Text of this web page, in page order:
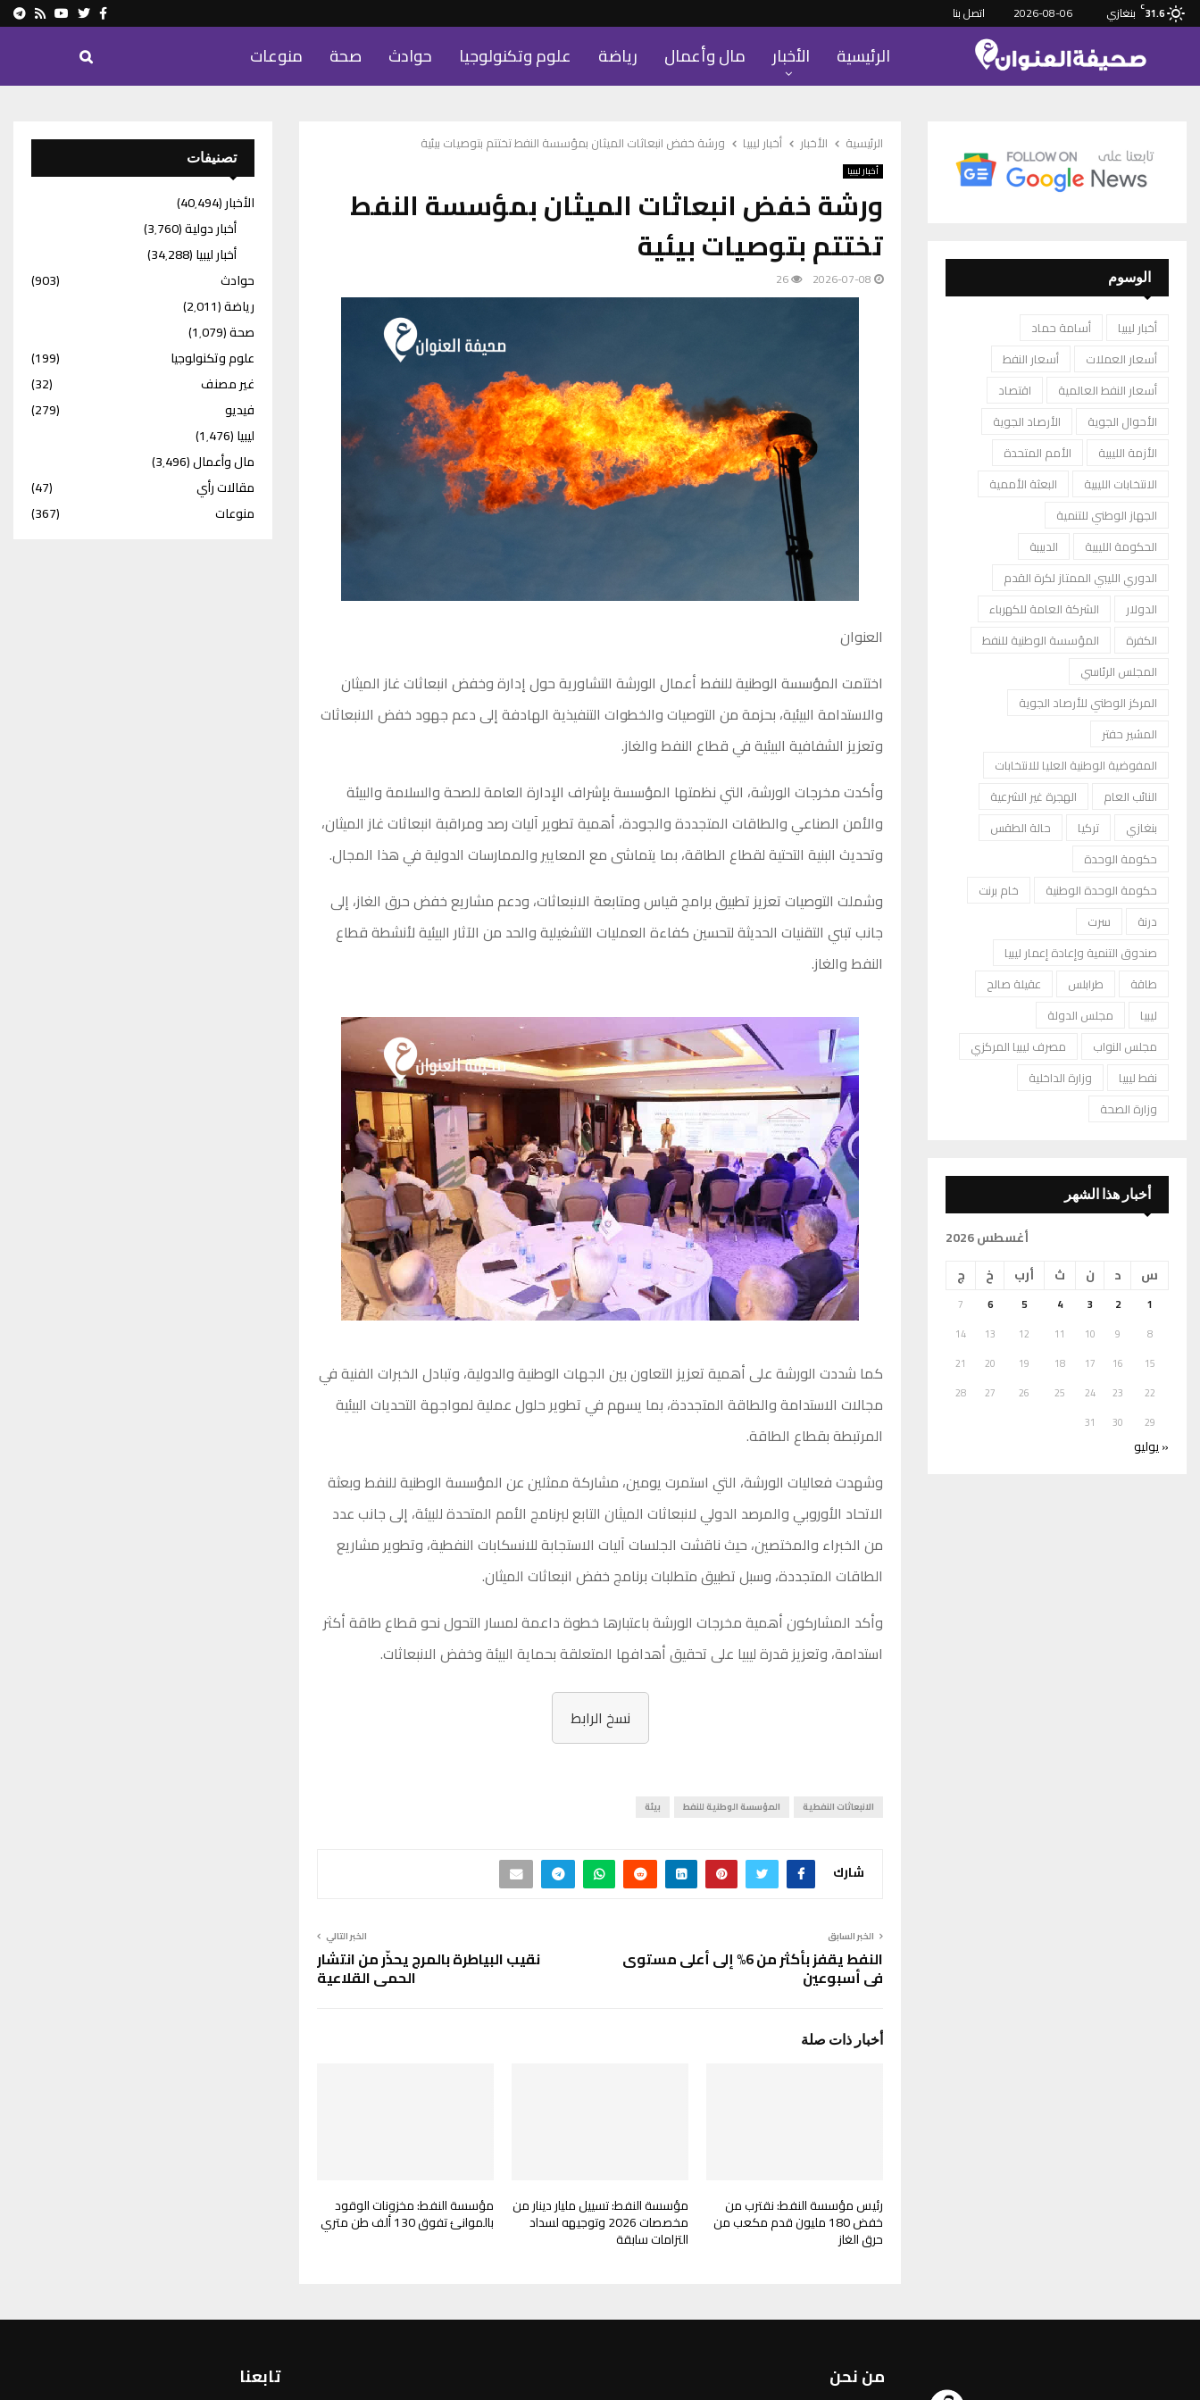
31.6
C بنغازي 2026-08-06 اتصل بنا Facebook
Twitter
Youtube
Rss
الرئيسية الأخبار مال وأعمال رياضة علوم وتكنولوجيا حوادث صحة منوعات
الرئيسية الأخبار أخبار ليبيا ورشة خفض انبعاثات الميثان بمؤسسة النفط تختتم بتوصيات بيئية
أخبار ليبيا
ورشة خفض انبعاثات الميثان بمؤسسة النفط
تختتم بتوصيات بيئية
2026-07-08
26
العنوان
اختتمت المؤسسة الوطنية للنفط أعمال الورشة التشاورية حول إدارة وخفض انبعاثات غاز الميثان
والاستدامة البيئية، بحزمة من التوصيات والخطوات التنفيذية الهادفة إلى دعم جهود خفض الانبعاثات
وتعزيز الشفافية البيئية في قطاع النفط والغاز.
وأكدت مخرجات الورشة، التي نظمتها المؤسسة بإشراف الإدارة العامة للصحة والسلامة والبيئة
والأمن الصناعي والطاقات المتجددة والجودة، أهمية تطوير آليات رصد ومراقبة انبعاثات غاز الميثان،
وتحديث البنية التحتية لقطاع الطاقة، بما يتماشى مع المعايير والممارسات الدولية في هذا المجال.
وشملت التوصيات تعزيز تطبيق برامج قياس ومتابعة الانبعاثات، ودعم مشاريع خفض حرق الغاز، إلى
جانب تبني التقنيات الحديثة لتحسين كفاءة العمليات التشغيلية والحد من الآثار البيئية لأنشطة قطاع
النفط والغاز.
كما شددت الورشة على أهمية تعزيز التعاون بين الجهات الوطنية والدولية، وتبادل الخبرات الفنية في
مجالات الاستدامة والطاقة المتجددة، بما يسهم في تطوير حلول عملية لمواجهة التحديات البيئية
المرتبطة بقطاع الطاقة.
وشهدت فعاليات الورشة، التي استمرت يومين، مشاركة ممثلين عن المؤسسة الوطنية للنفط وبعثة
الاتحاد الأوروبي والمرصد الدولي لانبعاثات الميثان التابع لبرنامج الأمم المتحدة للبيئة، إلى جانب عدد
من الخبراء والمختصين، حيث ناقشت الجلسات آليات الاستجابة للانسكابات النفطية، وتطوير مشاريع
الطاقات المتجددة، وسبل تطبيق متطلبات برنامج خفض انبعاثات الميثان.
وأكد المشاركون أهمية مخرجات الورشة باعتبارها خطوة داعمة لمسار التحول نحو قطاع طاقة أكثر
استدامة، وتعزيز قدرة ليبيا على تحقيق أهدافها المتعلقة بحماية البيئة وخفض الانبعاثات.
نسخ الرابط
الانبعاثات النفطية المؤسسة الوطنية للنفط بيئة
شارك
الخبر السابق
النفط يقفز بأكثر من 6% إلى أعلى مستوى
في أسبوعين
الخبر التالي
نقيب البياطرة بالمرج يحذّر من انتشار
الحمى القلاعية
أخبار ذات صلة
رئيس مؤسسة النفط: نقترب من
خفض 180 مليون قدم مكعب من
حرق الغاز
مؤسسة النفط: تسييل مليار دينار من
مخصصات 2026 وتوجيهه لسداد
التزامات سابقة
مؤسسة النفط: مخزونات الوقود
بالموانئ تفوق 130 ألف طن متري
الوسوم
أخبار ليبيا
أسامة حماد
أسعار العملات
أسعار النفط
أسعار النفط العالمية
اقتصاد
الأحوال الجوية
الأرصاد الجوية
الأزمة الليبية
الأمم المتحدة
الانتخابات الليبية
البعثة الأممية
الجهاز الوطني للتنمية
الحكومة الليبية
الدبيبة
الدوري الليبي الممتاز لكرة القدم
الدولار
الشركة العامة للكهرباء
الكفرة
المؤسسة الوطنية للنفط
المجلس الرئاسي
المركز الوطني للأرصاد الجوية
المشير حفتر
المفوضية الوطنية العليا للانتخابات
النائب العام
الهجرة غير الشرعية
بنغازي
تركيا
حالة الطقس
حكومة الوحدة
حكومة الوحدة الوطنية
خام برنت
درنة
سرت
صندوق التنمية وإعادة إعمار ليبيا
طاقة
طرابلس
عقيلة صالح
ليبيا
مجلس الدولة
مجلس النواب
مصرف ليبيا المركزي
نفط ليبيا
وزارة الداخلية
وزارة الصحة
أخبار هذا الشهر
أغسطس 2026
س
د ن ث أرب خ ج
1
2
3
4
5
6
7
8
9
10
11
12
13
14
15
16
17
18
19
20
21
22
23
24
25
26
27
28
29
30
31
« يوليو
تصنيفات
الأخبار(40٬494)
أخبار دولية(3٬760)
أخبار ليبيا(34٬288)
حوادث
(903)
رياضة(2٬011)
صحة(1٬079)
علوم وتكنولوجيا
(199)
غير مصنف
(32)
فيديو
(279)
ليبيا(1٬476)
مال وأعمال(3٬496)
مقالات رأي
(47)
منوعات
(367)
من نحن تابعنا